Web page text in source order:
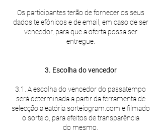
Os participantes terão de fornecer os seus
dados telefónicos e de email, em caso de ser
vencedor, para que a oferta possa ser
entregue.
3. Escolha do vencedor
3.1. A escolha do vencedor do passatempo
será determinada a partir da ferramenta de
selecção aleatória sorteiogram.com e filmado
o sorteio, para efeitos de transparência
do mesmo.